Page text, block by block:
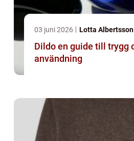
03 juni 2026 Lotta Albertsson
Dildo en guide till trygg och lustfylld
användning